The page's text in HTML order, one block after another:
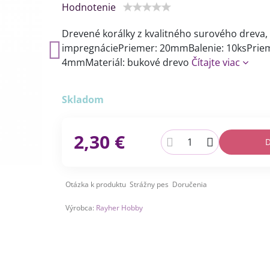
Hodnotenie
Drevené korálky z kvalitného surového dreva,
impregnáciePriemer: 20mmBalenie:
4mmMateriál: bukové drevo Čítajte viac
Skladom
2,30 €
Otázka k produktu Strážny pes Doručenia
Výrobca: Rayher Hobby